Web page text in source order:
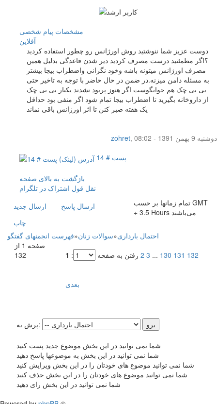
مشخصات پیام شخصی
آفلاين
دوست عزیز شما ننوشتید روش اورژانس رو چطور استفاده کردید
؟اگر مطمئنید درست مصرف کردید دیر شدن قاعدگی بدلیل همین
مصرف اورژانس میتونه باشه وخود نگرانی واضطراب بیجا بیشتر
به مسئله دامن میزنه.در ضمن در حال حاضر با توجه به تاخیر حتی
بی بی چک هم جوابگوست اگر هنوز پریود نشدند یکبار بی بی چک
از داروخانه بگیرید تا اضطراب بیجا تمام شود اگر منفی بود حداقل
یک هفته صبر کنن تا اثر اورژانس باقی نماند
zohret,
دوشنبه 9 بهمن 1391 - 08:02
پست # 14
بازگشت به بالای صفحه
نقل قول اشتراک در تلگرام
ارسال جديد
ارسال پاسخ
چاپ
تمام زمانها بر حسب GMT
+ 3.5 Hours می‌باشند
فهرست انجمنهای گفتگو»سوالات زنان»احتمال بارداری
صفحه 1 از
132
رفتن به صفحه :
1 2 3 ... 130 131 132
بعدی
پرش به:
شما نمی توانید در این بخش موضوع جدید پست کنید
شما نمی توانید در این بخش به موضوعها پاسخ دهید
شما نمی توانید موضوع های خودتان را در این بخش ویرایش کنید
شما نمی توانید موضوع های خودتان را در این بخش حذف کنید
شما نمی توانید در این بخش رای دهید